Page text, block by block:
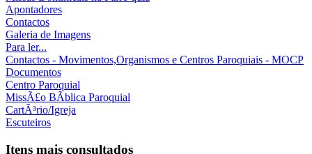
Apontadores
Contactos
Galeria de Imagens
Para ler...
Contactos - Movimentos,Organismos e Centros Paroquiais - MOCP
Documentos
Centro Paroquial
MissÃ£o BÃ­blica Paroquial
CartÃ³rio/Igreja
Escuteiros
Itens mais consultados